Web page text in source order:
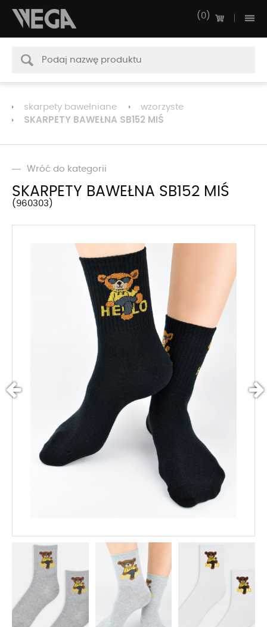
0
skarpety bawełniane wzorzyste
SKARPETY BAWEŁNA SB152 MIŚ
Wróć do kategorii
SKARPETY BAWEŁNA SB152 MIŚ
960303